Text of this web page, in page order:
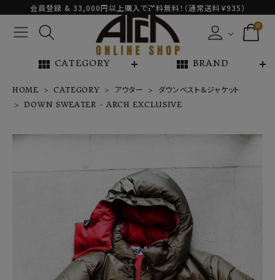
会員登録 & 33,000円以上購入で送料無料！（通常送料￥935）
0
view_module CATEGORY view_module BRAND
NEW ARRIVAL
ARCH EXCLUSIVE
HOME CATEGORY アウター
ダウンベスト＆ジャケット
DOWN SWEATER - ARCH EXCLUSIVE